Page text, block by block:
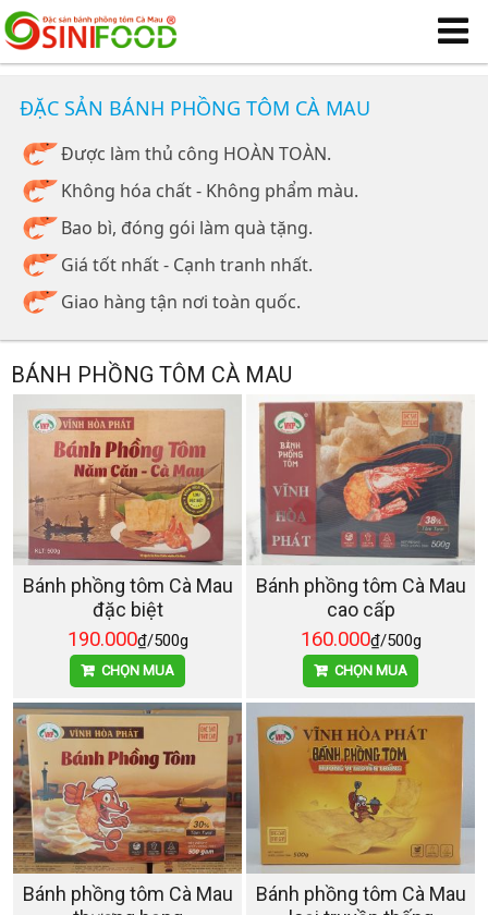
ĐẶC SẢN BÁNH PHỒNG TÔM CÀ MAU
Được làm thủ công HOÀN TOÀN.
Không hóa chất - Không phẩm màu.
Bao bì, đóng gói làm quà tặng.
Giá tốt nhất - Cạnh tranh nhất.
Giao hàng tận nơi toàn quốc.
BÁNH PHỒNG TÔM CÀ MAU
Bánh phồng tôm Cà Mau
đặc biệt
190.000₫/500g
CHỌN MUA
Bánh phồng tôm Cà Mau
cao cấp
160.000₫/500g
CHỌN MUA
Bánh phồng tôm Cà Mau
Bánh phồng tôm Cà Mau